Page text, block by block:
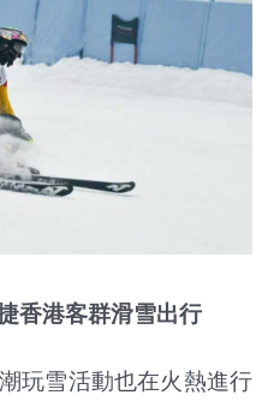
香港客群滑雪出行
玩雪活動也在火熱進行